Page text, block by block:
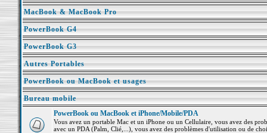
MacBook & MacBook Pro
PowerBook G4
PowerBook G3
Autres Portables
PowerBook ou MacBook et usages
Bureau mobile
PowerBook ou MacBook et iPhone/Mobile/PDA
Vous avez un portable Mac et un iPhone ou un Cellulaire, vous avez des
avec un PDA (Palm, Clié,...), vous avez des problèmes d'utilisation ou de